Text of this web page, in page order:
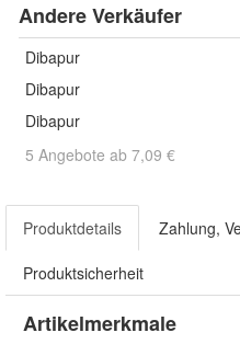
Andere Verkäufer
Dibapur
Dibapur
Dibapur
5 Angebote ab 7,09 €
Produktdetails Zahlung,
Produktsicherheit
Artikelmerkmale